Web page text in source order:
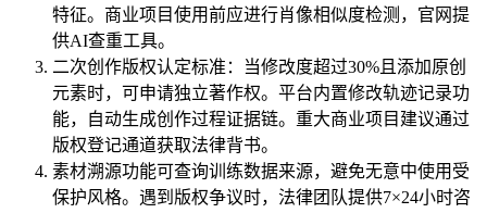
特征。商业项目使用前应进行肖像相似度检测，官网提
供AI查重工具。
二次创作版权认定标准：当修改度超过30%且添加原创
元素时，可申请独立著作权。平台内置修改轨迹记录功
能，自动生成创作过程证据链。重大商业项目建议通过
版权登记通道获取法律背书。
素材溯源功能可查询训练数据来源，避免无意中使用受
保护风格。遇到版权争议时，法律团队提供7×24小时咨